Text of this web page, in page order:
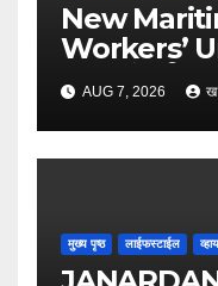
New
Workers’
कामगारांना
यांच्या नेतृत्वात
पगारवाढ !
AUG 7, 2026
मुख्य पृष्ठ लाईफस्टाईल